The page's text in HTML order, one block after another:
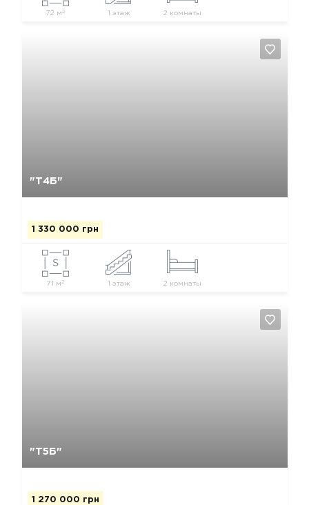
72 м 2 1 этаж 2 комнаты
"Т4Б"
1 330 000 грн
71 м 2 1 этаж 2 комнаты
"Т5Б"
1 270 000 грн